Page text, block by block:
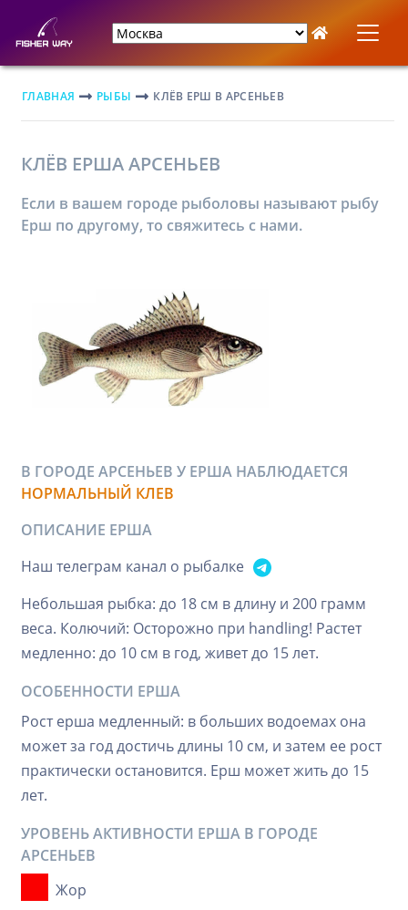
ГЛАВНАЯ РЫБЫ КЛЁВ ЕРШ В АРСЕНЬЕВ
КЛЁВ ЕРША АРСЕНЬЕВ
Если в вашем городе рыболовы называют рыбу
Ерш по другому, то свяжитесь с нами.
В ГОРОДЕ АРСЕНЬЕВ У ЕРША НАБЛЮДАЕТСЯ
НОРМАЛЬНЫЙ КЛЕВ
ОПИСАНИЕ ЕРША
Наш телеграм канал о рыбалке
Небольшая рыбка: до 18 см в длину и 200 грамм
веса. Колючий: Осторожно при handling! Растет
медленно: до 10 см в год, живет до 15 лет.
ОСОБЕННОСТИ ЕРША
Рост ерша медленный: в больших водоемах она
может за год достичь длины 10 см, и затем ее рост
практически остановится. Ерш может жить до 15
лет.
УРОВЕНЬ АКТИВНОСТИ ЕРША В ГОРОДЕ
АРСЕНЬЕВ
Жор